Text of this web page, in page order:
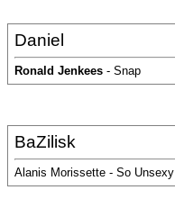
Daniel
Ronald Jenkees - Snap
BaZilisk
Alanis Morissette - So Unsexy